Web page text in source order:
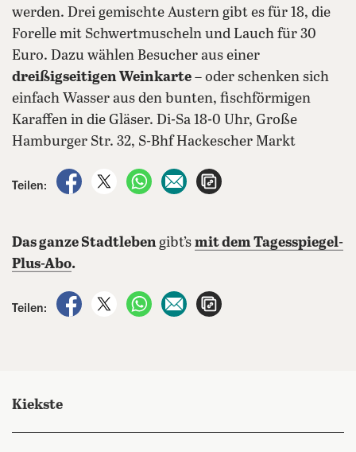
werden. Drei gemischte Austern gibt es für 18, die
Forelle mit Schwertmuscheln und Lauch für 30
Euro. Dazu wählen Besucher aus einer
dreißigseitigen Weinkarte – oder schenken sich
einfach Wasser aus den bunten, fischförmigen
Karaffen in die Gläser. Di-Sa 18-0 Uhr, Große
Hamburger Str. 32, S-Bhf Hackescher Markt
Teilen:
auf Facebook teilen
auf X teilenper WhatsApp teilen
per E-Mail teilen
Das ganze Stadtlebengibt’s mit dem Tagesspiegel-
Plus-Abo.
Teilen:
auf Facebook teilen
auf X teilenper WhatsApp teilen
per E-Mail teilen
Kiekste